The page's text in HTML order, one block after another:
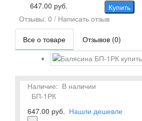
647.00 руб.
Купить
Отзывы: 0 / Написать отзыв
Все о товаре Отзывов (0)
Наличие: В наличии
БП-1РК
647.00 руб. Нашли дешевле